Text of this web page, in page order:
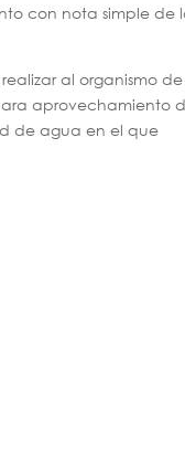
con nota simple de
al organismo de
aprovechamiento
de agua en el que